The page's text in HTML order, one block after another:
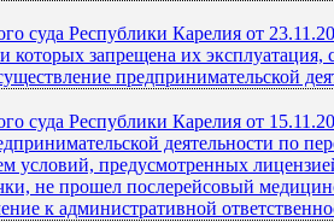
суда Республики Карелия от
которых запрещена их
предпринимательской
суда Республики Карелия от
деятельности по
условий, предусмотренных
не прошел послерейсовый
к административной